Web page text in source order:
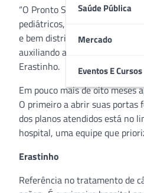
Saúde Pública
Mercado
Eventos E Cursos
“O Pronto Socorro do
pediátricos, ortopedistas e
e bem distribuída, é mais uma
auxiliando a diminuir a espera
Erastinho.
Em pouco mais de oito
O primeiro a abrir suas portas
dos planos atendidos está no
hospital, uma equipe que
Erastinho
Referência no tratamento de